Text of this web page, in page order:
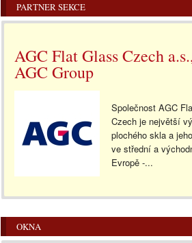
PARTNER SEKCE
AGC Flat Glass Czech
AGC Group
Společnost AGC
Czech je největší
plochého skla a
ve střední a
Evropě -...
OKNA